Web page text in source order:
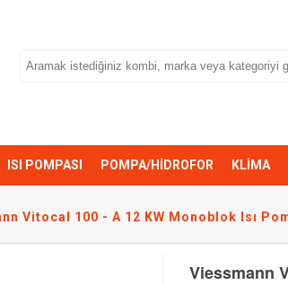
ISI POMPASI POMPA/HİDROFOR KLİMA
Vitocal 100 - A 12 KW Monoblok Isı
Viessmann